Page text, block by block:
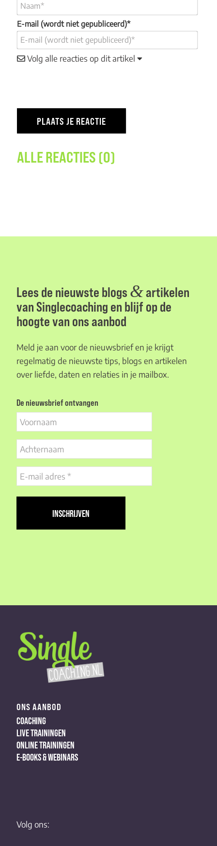
E-mail (wordt niet gepubliceerd)*
Volg alle reacties op dit artikel
ALLE REACTIES (0)
Lees de nieuwste blogs &artikelen
van Singlecoaching en blijf op de
hoogte van ons aanbod
Meld je aan voor de nieuwsbrief en je krijgt
regelmatig de nieuwste tips, blogs en artikelen
over liefde, daten en relaties in je mailbox.
De nieuwsbrief ontvangen
Voornaam
Achternaam
E-
mail
adres
ONS AANBOD
COACHING
LIVE TRAININGEN
ONLINE TRAININGEN
E-BOOKS & WEBINARS
Volg ons: